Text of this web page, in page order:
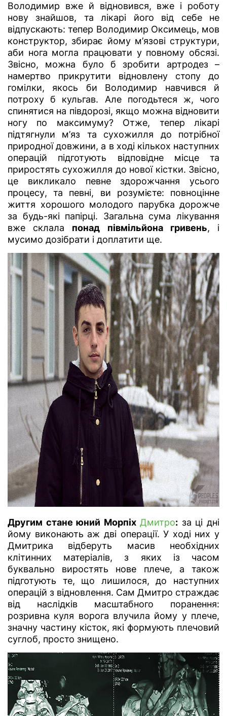
Володимир вже й відновився, вже і роботу
нову знайшов, та лікарі його від себе не
відпускають: тепер Володимир Оксимець, мов
конструктор, збирає йому м’язові структури,
аби нога могла працювати у повному обсязі.
Звісно, можна було б зробити артродез –
намертво прикрутити відновлену стопу до
гомілки, якось би Володимир навчився й
потроху б кульгав. Але погодьтеся ж, чого
спинятися на півдорозі, якщо можна відновити
ногу по максимуму? Отже, тепер лікарі
підтягнули м’яз та сухожилля до потрібної
природної довжини, а в ході кількох наступних
операцій підготують відповідне місце та
приростять сухожилля до нової кістки. Звісно,
це викликало певне здорожчання усього
процесу, та певні, ви розумієте: повноцінне
життя хорошого молодого парубка дорожче
за будь-які папірці. Загальна сума лікування
вже склала понад півмільйона гривень, і
мусимо дозібрати і доплатити ще.
Другим стане юний Морпіх Дмитро:за ці дні
йому виконають аж дві операції. У ході них у
Дмитрика відберуть масив необхідних
клітинних матеріалів, з яких із часом
буквально виростять нове плече, а також
підготують те, що лишилося, до наступних
операцій з відновлення. Сам Дмитро страждає
від наслідків масштабного поранення:
розривна куля ворога влучила йому у плече,
значну частину кісток, які формують плечовий
суглоб, просто знищено.